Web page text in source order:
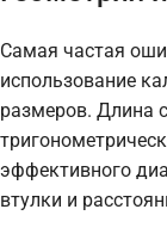
Самая частая
использование
размеров. Длина
эффективного
втулки и